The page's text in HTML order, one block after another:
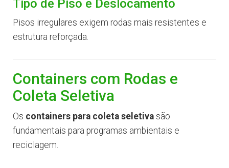
Tipo de Piso e Deslocamento
Pisos irregulares exigem rodas mais resistentes e
estrutura reforçada.
Containers com Rodas e
Coleta Seletiva
Os containers para coleta seletiva são
fundamentais para programas ambientais e
reciclagem.